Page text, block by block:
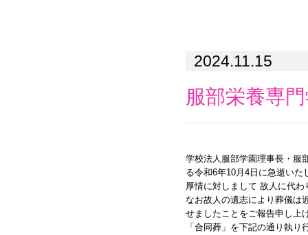
2024.11.15
服部栄養専
学校法人服部学園理事長・服
る令和6年10月4日に急逝い
厚情に対しまして 故人に代
なお故人の遺志により葬儀は
せましたことをご報告申し上
「合同葬」を下記の通り執